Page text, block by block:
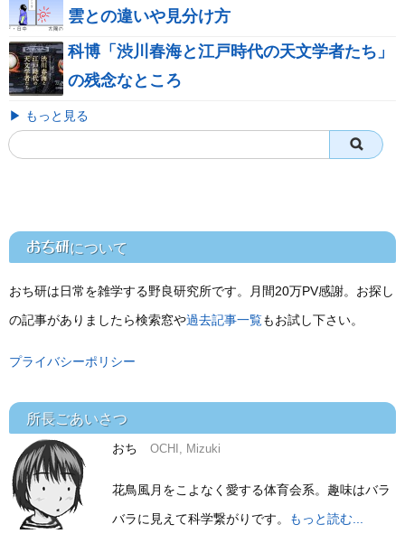
雲との違いや見分け方
科博「渋川春海と江戸時代の天文学者たち」
の残念なところ
▶ もっと見る
おち研について
おち研は日常を雑学する野良研究所です。月間20万PV感謝。お探し
の記事がありましたら検索窓や過去記事一覧もお試し下さい。
プライバシーポリシー
所長ごあいさつ
おち OCHI, Mizuki
花鳥風月をこよなく愛する体育会系。趣味はバラ
バラに見えて科学繋がりです。
もっと読む...